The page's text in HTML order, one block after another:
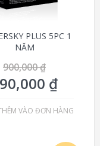
PLUS 5PC 1
NĂM
900,000₫
₫
VÀO ĐƠN HÀNG